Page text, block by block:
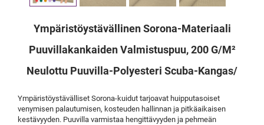
Ympäristöystävällinen Sorona-Materiaali
Puuvillakankaiden Valmistuspuu, 200 G/m²
Neulottu Puuvilla-Polyesteri Scuba-Kangas/
Ympäristöystävälliset Sorona-kuidut tarjoavat huipputasoiset
venymisen palautumisen, kosteuden hallinnan ja pitkäaikaisen
kestävyyden. Puuvilla varmistaa hengittävyyden ja pehmeän